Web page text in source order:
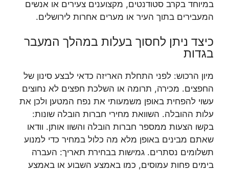
במיוחד בקרב סטודנטים, מקצוענים צעירים או אנשים
המעבירים בתוך העיר או מערים אחרות לירושלים.
כיצד ניתן לחסוך בעלות במהלך המעבר
בגדות
מיון הרכוש: לפני התחלת האריזה כדאי לבצע סינון של
החפצים. מכירה, תרומה או השלכת חפצים לא נחוצים
עשוי להפחית באופן משמעותי את נפח המטען ולכן את
עלות ההובלה. השוואת מחירי חברות הובלה שונות:
בקשו הצעות ממספר חברות הובלה והשוו אותן. וודאו
שאתם מבינים באופן מלא מה כלול במחיר כדי למנוע
תשלומים נסתרים. גמישות בבחירת תאריך: העברה
בימים פחות עמוסים, כמו באמצע השבוע או באמצע